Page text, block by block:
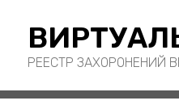
РЕЕСТР ЗАХОРОНЕНИЙ